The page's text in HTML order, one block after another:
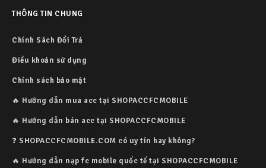
THÔNG TIN CHUNG
Chính Sách Đổi Trả
Điều khoản sử dụng
Chính sách bảo mật
🔥 Hướng dẫn mua acc tại SHOPACCFCMOBILE
🔥 Hướng dẫn bán acc tại SHOPACCFCMOBILE
❓ SHOPACCFCMOBILE.COM có uy tín hay không?
🔥 Hướng dẫn nạp fc mobile quốc tế tại SHOPACCFCMOBILE